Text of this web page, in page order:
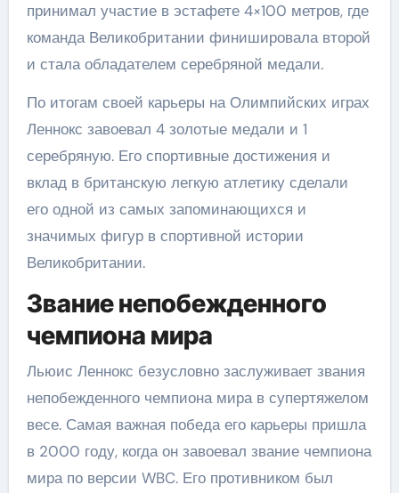
принимал участие в эстафете 4×100 метров, где
команда Великобритании финишировала второй
и стала обладателем серебряной медали.
По итогам своей карьеры на Олимпийских играх
Леннокс завоевал 4 золотые медали и 1
серебряную. Его спортивные достижения и
вклад в британскую легкую атлетику сделали
его одной из самых запоминающихся и
значимых фигур в спортивной истории
Великобритании.
Звание непобежденного
чемпиона мира
Льюис Леннокс безусловно заслуживает звания
непобежденного чемпиона мира в супертяжелом
весе. Самая важная победа его карьеры пришла
в 2000 году, когда он завоевал звание чемпиона
мира по версии WBC. Его противником был